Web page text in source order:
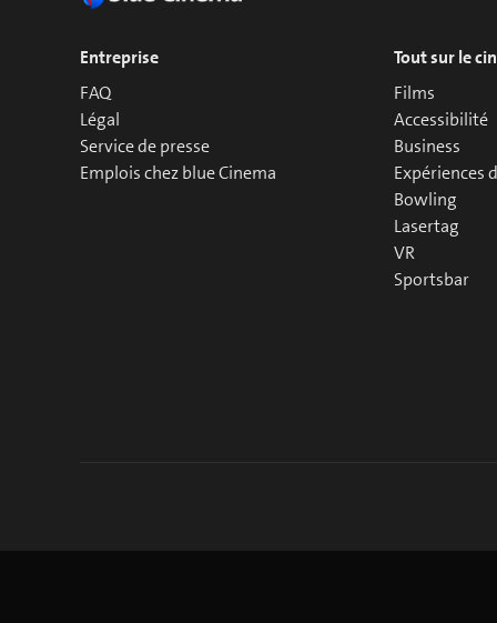
Entreprise
FAQ
Légal
Service de presse
Emplois chez blue Cinema
Tout sur le
Films
Accessibilité
Business
Expériences
Bowling
Lasertag
VR
Sportsbar